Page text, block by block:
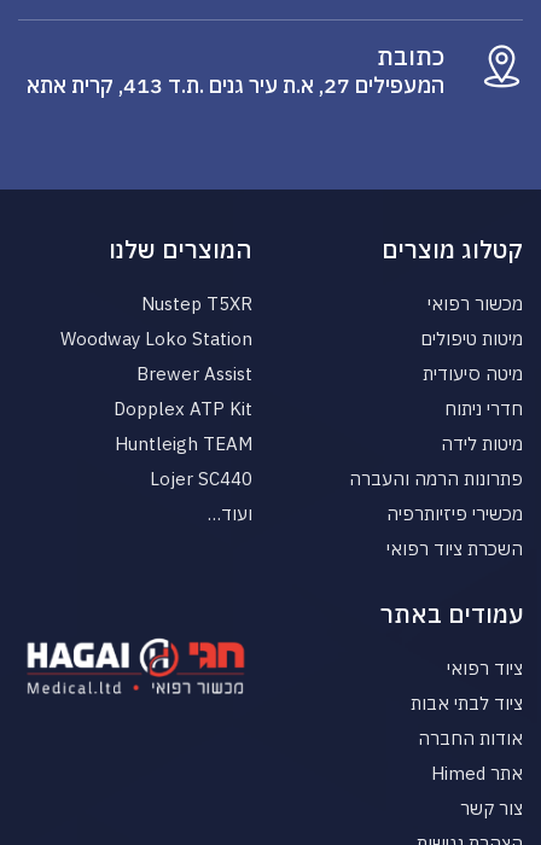
כתובת
המעפילים 27, א.ת עיר גנים .ת.ד 413, קרית אתא
קטלוג מוצרים
מכשור רפואי
מיטות טיפולים
מיטה סיעודית
חדרי ניתוח
מיטות לידה
פתרונות הרמה והעברה
מכשירי פיזיותרפיה
השכרת ציוד רפואי
המוצרים שלנו
Nustep T5XR
Woodway Loko Station
Brewer Assist
Dopplex ATP Kit
Huntleigh TEAM
Lojer SC440
ועוד…
עמודים באתר
ציוד רפואי
ציוד לבתי אבות
אודות החברה
אתר Himed
צור קשר